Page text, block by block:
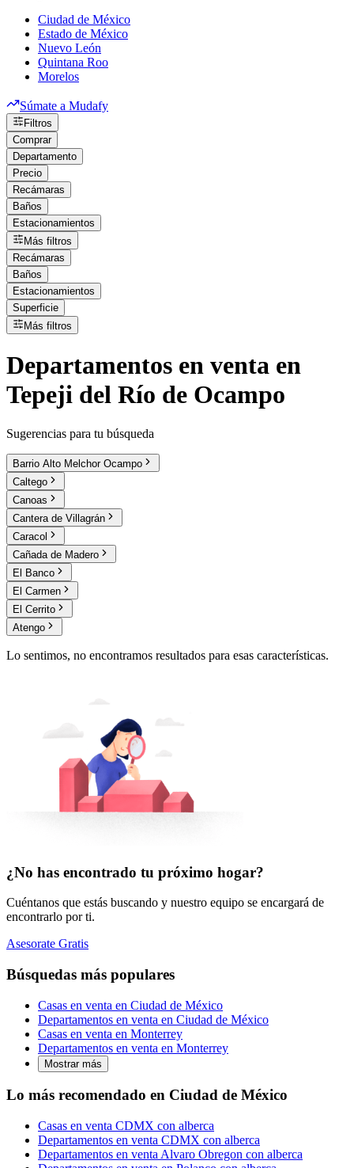
Ciudad de México
Estado de México
Nuevo León
Quintana Roo
Morelos
Súmate a Mudafy
Filtros
Comprar
Departamento
Precio
Recámaras
Baños
Estacionamientos
Más filtros
Recámaras
Baños
Estacionamientos
Superficie
Más filtros
Departamentos en venta en
Tepeji del Río de Ocampo
Sugerencias para tu búsqueda
Barrio Alto Melchor Ocampo
Caltego
Canoas
Cantera de Villagrán
Caracol
Cañada de Madero
El Banco
El Carmen
El Cerrito
Atengo
Lo sentimos, no encontramos resultados para esas características.
¿No has encontrado tu próximo hogar?
Cuéntanos que estás buscando y nuestro equipo se encargará de
encontrarlo por ti.
Asesorate Gratis
Búsquedas más populares
Casas en venta en Ciudad de México
Departamentos en venta en Ciudad de México
Casas en venta en Monterrey
Departamentos en venta en Monterrey
Mostrar más
Lo más recomendado en Ciudad de México
Casas en venta CDMX con alberca
Departamentos en venta CDMX con alberca
Departamentos en venta Alvaro Obregon con alberca